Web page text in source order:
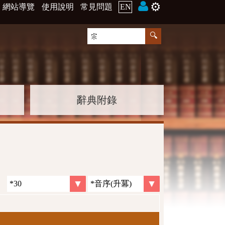
網站導覽 使用說明 常見問題 EN ⚙️
辭典附錄